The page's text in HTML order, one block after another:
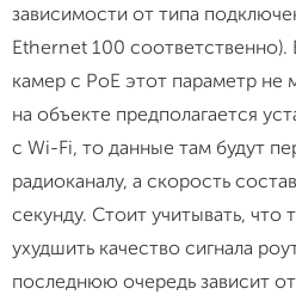
зависимости от типа
Ethernet 100 соответственно).
камер с PoE этот параметр не
на объекте предполагается
с Wi-Fi, то данные там будут
радиоканалу, а скорость
секунду. Стоит учитывать, что
ухудшить качество сигнала
последнюю очередь зависит